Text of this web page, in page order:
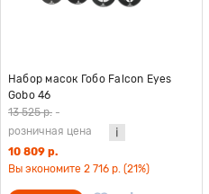
Набор масок Гобо Falcon Eyes
Gobo 46
13 525 р. -
розничная цена
10 809 р.
Вы экономите 2 716 р. (21%)